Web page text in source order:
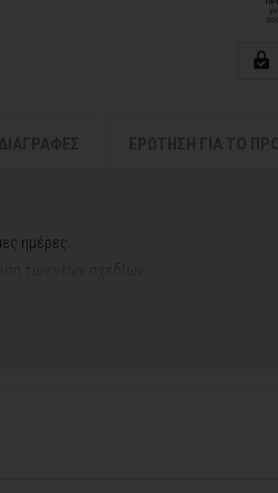
ημέρες.
των νέων σχεδίων.